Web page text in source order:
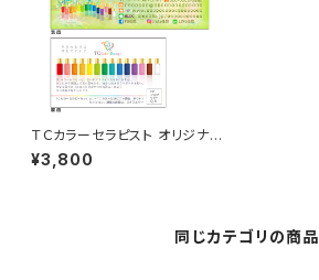
ＴＣカラーセラピスト オリジナル
名刺 50枚
¥3,800
同じカテゴリの商品